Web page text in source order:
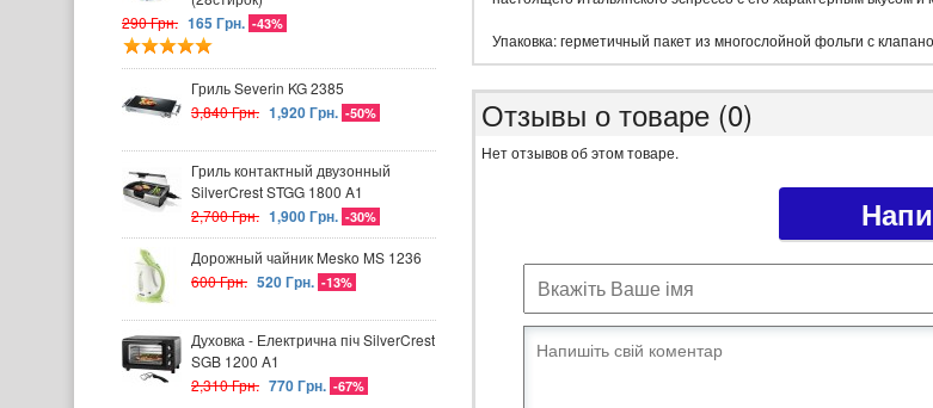
290 Грн. 165 Грн. -43%
Гриль Severin KG 2385
3,840 Грн. 1,920 Грн. -50%
Гриль контактный двузонный
SilverCrest STGG 1800 A1
2,700 Грн. 1,900 Грн. -30%
Дорожный чайник Mesko MS 1236
600 Грн. 520 Грн. -13%
Духовка - Електрична піч SilverCrest
SGB 1200 A1
2,310 Грн. 770 Грн. -67%
Упаковка: герметичный пакет из многослойной фольги с
Отзывы о товаре (0)
Нет отзывов об этом товаре.